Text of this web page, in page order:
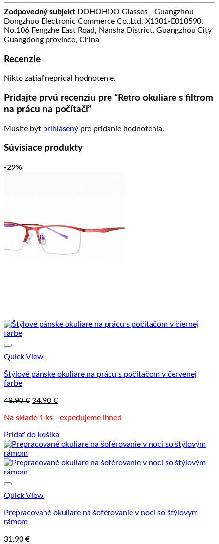
Zodpovedný subjekt DOHOHDO Glasses - Guangzhou
Dongzhuo Electronic Commerce Co.,Ltd. X1301-E010590,
No.106 Fengzhe East Road, Nansha District, Guangzhou City
Guangdong province, China
Recenzie
Nikto zatiaľ nepridal hodnotenie.
Pridajte prvú recenziu pre “Retro okuliare s filtrom
na prácu na počítači”
Musíte byť prihlásený pre pridanie hodnotenia.
Súvisiace produkty
-29%
Quick View
Štýlové pánske okuliare na prácu s počítačom v červenej
farbe
48.90€ Pôvodná
bola:
34.90 €Aktuálna
je:
Na sklade 1 ks - expedujeme ihneď
Pridať do košíka
Quick View
Prepracované okuliare na šoférovanie v noci so štýlovým
rámom
31.90 €